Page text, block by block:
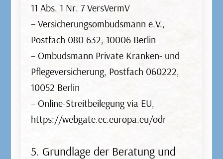
Tierversicherung
Die Tierversicherung bietet Schutz und
finanzielle Sicherheit für Ihre geliebten
Vierbeiner. Eine OP-Versicherung oder Tier-
Krankenversicherung deckt Tierarztkosten,
Medikamente und sogar chirurgische Eingriffe
Ihrer Haustiere ab.
11 Abs. 1 Nr. 7 VersVermV
– Versicherungsombudsmann e.V.,
Postfach 080 632, 10006 Berlin
– Ombudsmann Private Kranken- und
Pflegeversicherung, Postfach 060222,
10052 Berlin
– Online-Streitbeilegung via EU,
https://webgate.ec.europa.eu/odr
5. Grundlage der Beratung und